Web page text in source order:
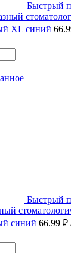
Быстрый
XL синий
Быстрый
синий 66.99 ₽